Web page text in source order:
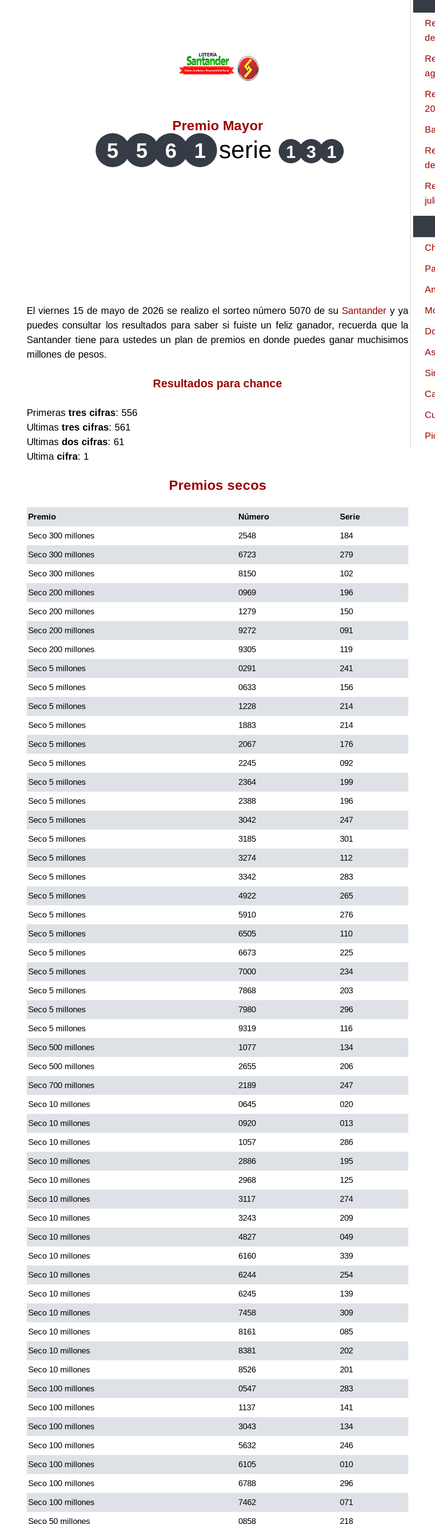
Lotería de Risaralda
Antioqueñita Día
Antioqueñita Tarde
Astro Luna
Cafeterito Tarde
Caribeña Noche
Chontico Día
Chontico Noche
Culona día
Culona noche
Dorado Mañana
Dorado Tarde
Dorado Noche
Fantástica Día
Fantástica Noche
Motilon Tarde
Motilon Noche
Paisita Día
Paisita Noche
Paisita 3
Pick 3 Día
Pick 3 Noche
Pick 4 Día
Pick 4 Noche
Pijao de Oro
Saman de la suerte
Sinuano Día
Sinuano Noche
Super Chontico Noche
Premio Mayor
5 5 6 1 serie 1 3 1
El viernes 15 de mayo de 2026 se realizo el sorteo número 5070 de su Santander y ya
puedes consultar los resultados para saber si fuiste un feliz ganador, recuerda que la
Santander tiene para ustedes un plan de premios en donde puedes ganar muchisimos
millones de pesos.
Resultados para chance
Primeras tres cifras: 556
Ultimas tres cifras: 561
Ultimas dos cifras: 61
Ultima cifra: 1
Premios secos
Premio Número Serie
Seco 300 millones 2548 184
Seco 300 millones 6723 279
Seco 300 millones 8150 102
Seco 200 millones 0969 196
Seco 200 millones 1279 150
Seco 200 millones 9272 091
Seco 200 millones 9305 119
Seco 5 millones 0291 241
Seco 5 millones 0633 156
Seco 5 millones 1228 214
Seco 5 millones 1883 214
Seco 5 millones 2067 176
Seco 5 millones 2245 092
Seco 5 millones 2364 199
Seco 5 millones 2388 196
Seco 5 millones 3042 247
Seco 5 millones 3185 301
Seco 5 millones 3274 112
Seco 5 millones 3342 283
Seco 5 millones 4922 265
Seco 5 millones 5910 276
Seco 5 millones 6505 110
Seco 5 millones 6673 225
Seco 5 millones 7000 234
Seco 5 millones 7868 203
Seco 5 millones 7980 296
Seco 5 millones 9319 116
Seco 500 millones 1077 134
Seco 500 millones 2655 206
Seco 700 millones 2189 247
Seco 10 millones 0645 020
Seco 10 millones 0920 013
Seco 10 millones 1057 286
Seco 10 millones 2886 195
Seco 10 millones 2968 125
Seco 10 millones 3117 274
Seco 10 millones 3243 209
Seco 10 millones 4827 049
Seco 10 millones 6160 339
Seco 10 millones 6244 254
Seco 10 millones 6245 139
Seco 10 millones 7458 309
Seco 10 millones 8161 085
Seco 10 millones 8381 202
Seco 10 millones 8526 201
Seco 100 millones 0547 283
Seco 100 millones 1137 141
Seco 100 millones 3043 134
Seco 100 millones 5632 246
Seco 100 millones 6105 010
Seco 100 millones 6788 296
Seco 100 millones 7462 071
Seco 50 millones 0858 218